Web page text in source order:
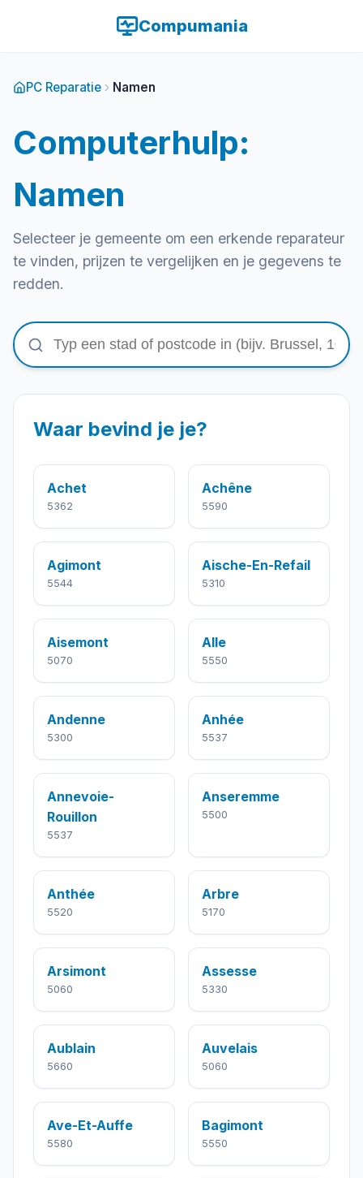
Compumania
PC Reparatie Namen
Computerhulp:
Namen
Selecteer je gemeente om een erkende reparateur
te vinden, prijzen te vergelijken en je gegevens te
redden.
Waar bevind je je?
Achet
5362
Achêne
5590
Agimont
5544
Aische-En-Refail
5310
Aisemont
5070
Alle
5550
Andenne
5300
Anhée
5537
Annevoie-
Rouillon
5537
Anseremme
5500
Anthée
5520
Arbre
5170
Arsimont
5060
Assesse
5330
Aublain
5660
Auvelais
5060
Ave-Et-Auffe
5580
Bagimont
5550